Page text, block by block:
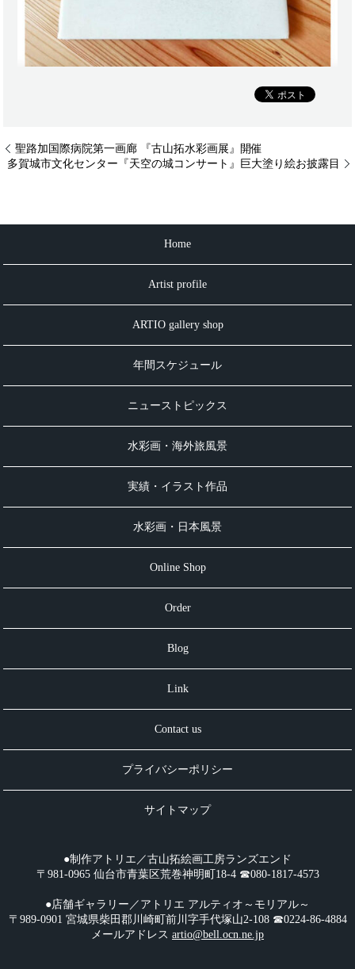
聖路加国際病院第一画廊 『古山拓水彩画展』開催
多賀城市文化センター『天空の城コンサート』巨大塗り絵お披露目
Home
Artist profile
ARTIO gallery shop
年間スケジュール
ニューストピックス
水彩画・海外旅風景
実績・イラスト作品
水彩画・日本風景
Online Shop
Order
Blog
Link
Contact us
プライバシーポリシー
サイトマップ
●制作アトリエ／古山拓絵画工房ランズエンド
〒981-0965 仙台市青葉区荒巻神明町18-4 ☎︎080-1817-4573
●店舗ギャラリー／アトリエ アルティオ～モリアル～
〒989-0901 宮城県柴田郡川崎町前川字手代塚山2-108 ☎︎0224-86-4884
メールアドレス artio@bell.ocn.ne.jp